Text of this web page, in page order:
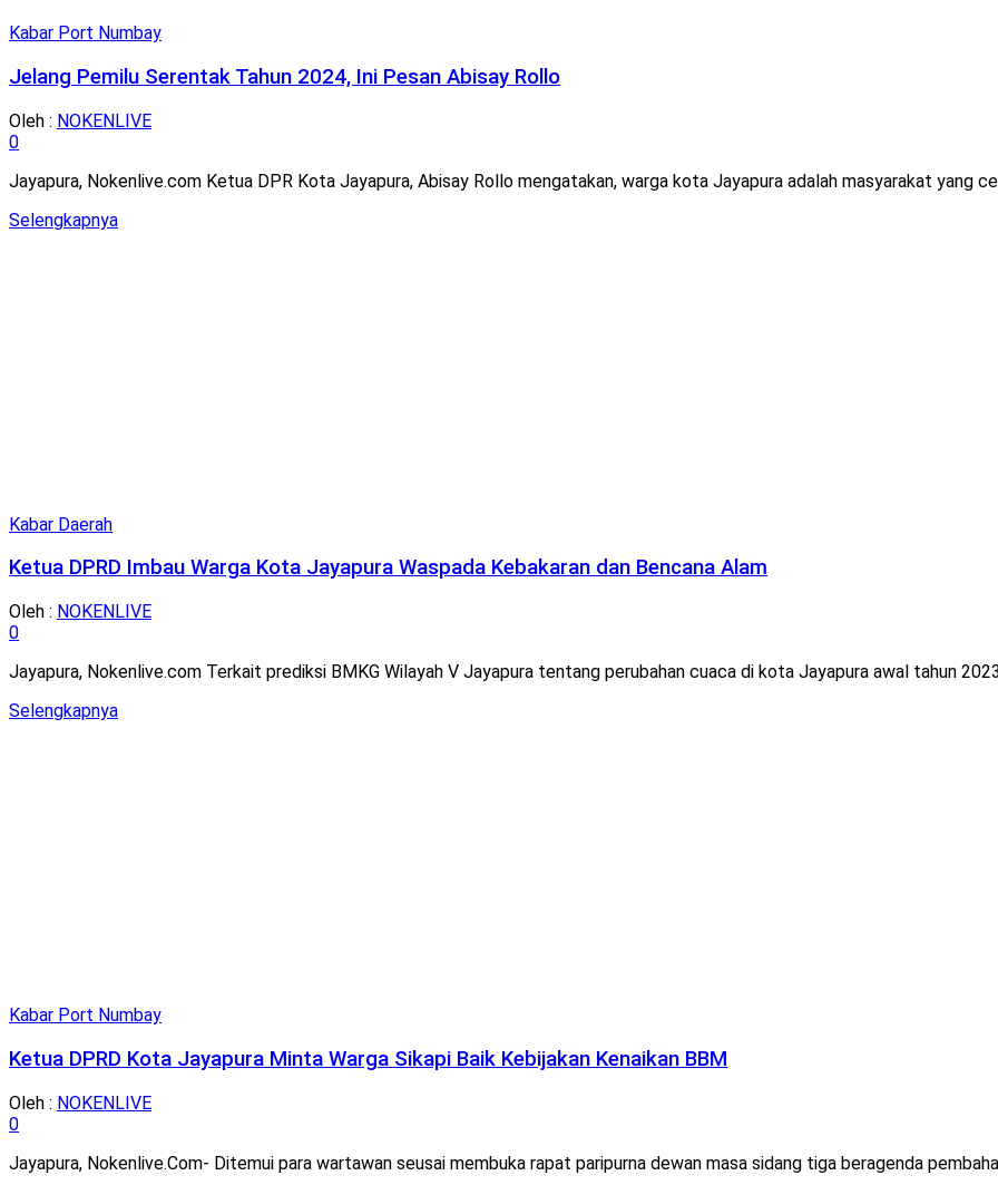
Kabar Port Numbay
Jelang Pemilu Serentak Tahun 2024, Ini Pesan Abisay Rollo
Oleh : NOKENLIVE
0
Jayapura, Nokenlive.com Ketua DPR Kota Jayapura, Abisay Rollo mengatakan, warga kota Jayapura adalah masyarakat yang
SelengkapnyaDetails
Kabar Daerah
Ketua DPRD Imbau Warga Kota Jayapura Waspada Kebakaran dan Bencana Alam
Oleh : NOKENLIVE
0
Jayapura, Nokenlive.com Terkait prediksi BMKG Wilayah V Jayapura tentang perubahan cuaca di kota Jayapura awal tahun
SelengkapnyaDetails
Kabar Port Numbay
Ketua DPRD Kota Jayapura Minta Warga Sikapi Baik Kebijakan Kenaikan BBM
Oleh : NOKENLIVE
0
Jayapura, Nokenlive.Com- Ditemui para wartawan seusai membuka rapat paripurna dewan masa sidang tiga beragenda